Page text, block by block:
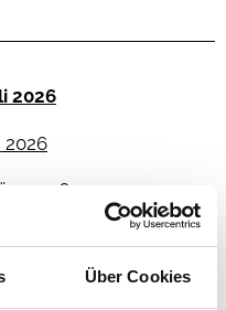
Über Cookies
2026
2026
2026
November 2025
September 2025